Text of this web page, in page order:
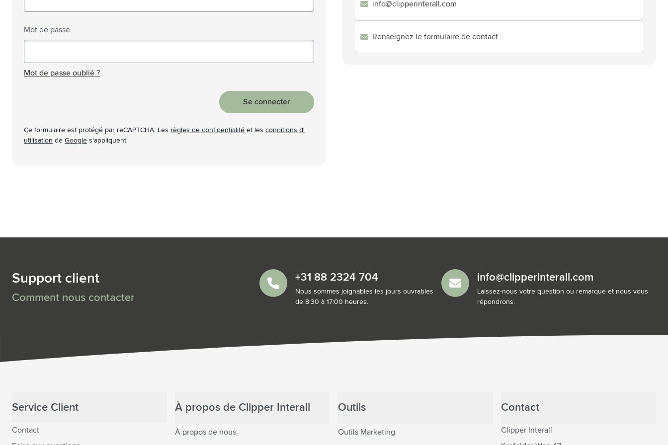
Afficher le sous-menu pour la catégorie Technologie & gadgets
Écriture
Outdoor & Loisirs
Afficher le sous-menu pour la catégorie Outdoor & Loisirs
Afficher le sous-menu pour la catégorie Outils & Déplacements
Mot de passe
Mot de passe oublié ?
Se connecter
Ce formulaire est protégé par reCAPTCHA. Les règles de confidentialité et les conditions d'
utilisation de Google s'appliquent.
info@clipperinterall.com
Renseignez le formulaire de contact
Support client
Comment nous contacter
+31 88 2324 704
Nous sommes joignables les jours ouvrables
de 8:30 à 17:00 heures.
info@clipperinterall.com
Laissez-nous votre question ou remarque et nous vous
répondrons.
Service Client
Contact
À propos de Clipper Interall
À propos de nous
Outils
Outils Marketing
Contact
Clipper Interall